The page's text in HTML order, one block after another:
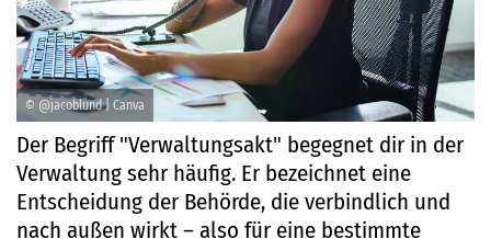
© @jacoblund | Canva
Der Begriff "Verwaltungsakt" begegnet dir in der
Verwaltung sehr häufig. Er bezeichnet eine
Entscheidung der Behörde, die verbindlich und
nach außen wirkt – also für eine bestimmte